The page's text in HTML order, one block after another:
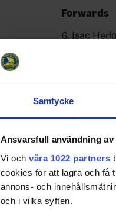
Samtycke
Ansvarsfull användning
Vi och våra 1022 partners
cookies för att lagra och få
annons- och
och i vilka syften.
Forwards
6. Isac
20. André
21.
40.
52. Felix
70. Dennis
81. Marcus
95. Jacob
96. Richard